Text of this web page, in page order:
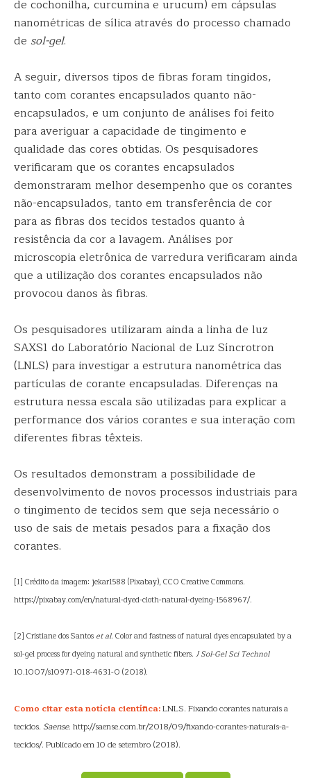
de cochonilha, curcumina e urucum) em cápsulas
nanométricas de sílica através do processo chamado
de sol-gel.
A seguir, diversos tipos de fibras foram tingidos,
tanto com corantes encapsulados quanto não-
encapsulados, e um conjunto de análises foi feito
para averiguar a capacidade de tingimento e
qualidade das cores obtidas. Os pesquisadores
verificaram que os corantes encapsulados
demonstraram melhor desempenho que os corantes
não-encapsulados, tanto em transferência de cor
para as fibras dos tecidos testados quanto à
resistência da cor a lavagem. Análises por
microscopia eletrônica de varredura verificaram ainda
que a utilização dos corantes encapsulados não
provocou danos às fibras.
Os pesquisadores utilizaram ainda a linha de luz
SAXS1 do Laboratório Nacional de Luz Síncrotron
(LNLS) para investigar a estrutura nanométrica das
partículas de corante encapsuladas. Diferenças na
estrutura nessa escala são utilizadas para explicar a
performance dos vários corantes e sua interação com
diferentes fibras têxteis.
Os resultados demonstram a possibilidade de
desenvolvimento de novos processos industriais para
o tingimento de tecidos sem que seja necessário o
uso de sais de metais pesados para a fixação dos
corantes.
[1] Crédito da imagem: jekar1588 (Pixabay), CC0 Creative Commons.
https://pixabay.com/en/natural-dyed-cloth-natural-dyeing-1568967/.
[2] Cristiane dos Santos et al. Color and fastness of natural dyes encapsulated by a
sol-gel process for dyeing natural and synthetic fibers. J Sol-Gel Sci Technol
10.1007/s10971-018-4631-0 (2018).
Como citar esta notícia científica:LNLS. Fixando corantes naturais a
tecidos. Saense. http://saense.com.br/2018/09/fixando-corantes-naturais-a-
tecidos/. Publicado em 10 de setembro (2018).